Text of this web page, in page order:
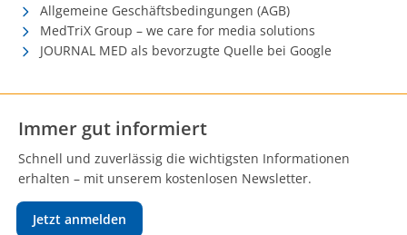
Allgemeine Geschäftsbedingungen (AGB)
MedTriX Group – we care for media solutions
JOURNAL MED als bevorzugte Quelle bei Google
Immer gut informiert
Schnell und zuverlässig die wichtigsten Informationen
erhalten – mit unserem kostenlosen Newsletter.
Jetzt anmelden